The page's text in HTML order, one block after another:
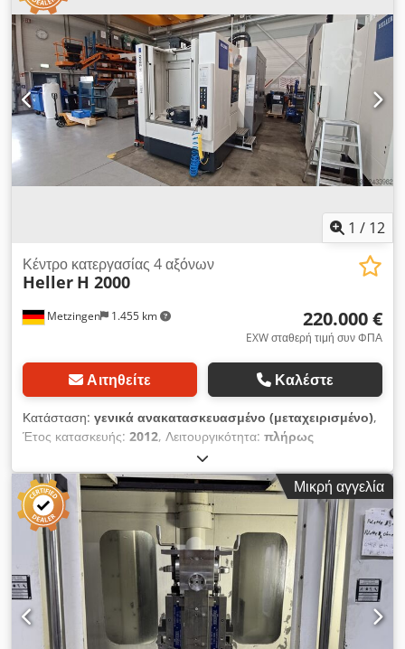
1 / 12
Metzingen 1.455 km
Κέντρο κατεργασίας 4 αξόνων
Heller H 2000
220.000 €
EXW σταθερή τιμή συν ΦΠΑ
Αιτηθείτε Καλέστε
Κατάσταση: γενικά ανακατασκευασμένο (μεταχειρισμένο),
Έτος κατασκευής: 2012, Λειτουργικότητα: πλήρως
, Έτος κατασκευής: 2012 Σύστημα ελέγχου:
Siemens 840D SL Άξονας: SC63, 16.000 στροφές/λεπτό, 40
kW, 96 Nm Σύστημα συγκράτησης εργαλείων: HSK 63
Csdpfjzpyg Tsx Anmjha Αποθήκη εργαλείων / Θέσεις
(Προαιρετικά): Αλυσίδα / 54 Κυκλικός πίνακας: 360.000° X
0,001° Σύστημα ψύξης: KNOLL, VRF 250, IKZ 50 bar, (έλεγχος
ψεκασμού χώρου εργασίας) Περιοχή εργασίας XYZ (mm): 630 /
630 / 630 Διαστάσεις παλέτας (mm): 500 X 400 Σύστημα
συγκράτησης τεμαχίου εργασίας: Υδραυλικό, 60 bar
Πρόσθετες επιλογές, ιδιαίτερα χαρακτηριστικά: Υπέρυθρος
αισθητήρας για ψηφιακό ψηφιακό αισθητήρα (RENISHAW)·
Μικρή αγγελία